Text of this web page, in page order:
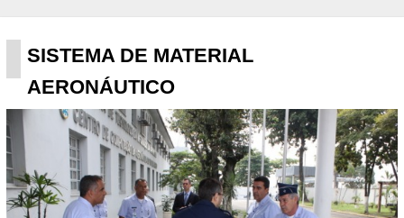
SISTEMA DE MATERIAL
AERONÁUTICO